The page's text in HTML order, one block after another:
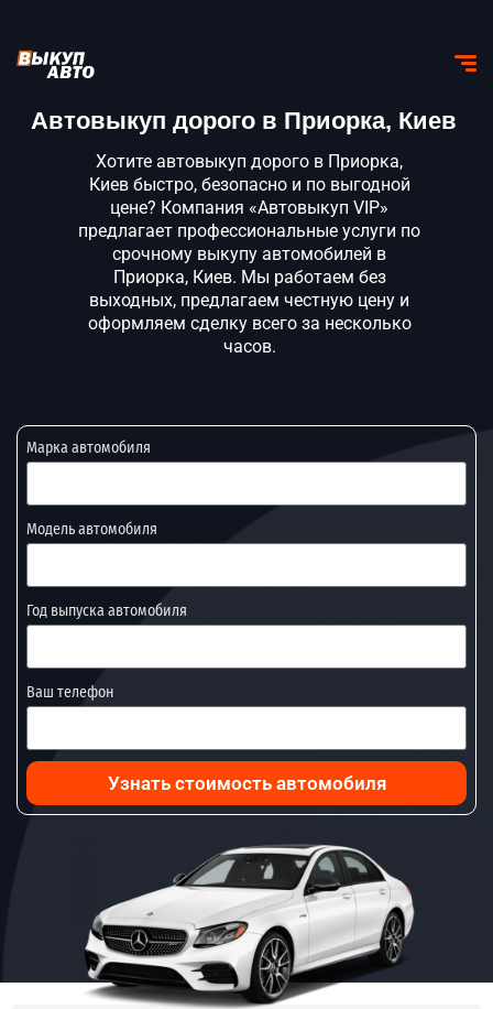
Автовыкуп дорого в Приорка, Киев
Хотите автовыкуп дорого в Приорка,
Киев быстро, безопасно и по выгодной
цене? Компания «Автовыкуп VIP»
предлагает профессиональные услуги по
срочному выкупу автомобилей в
Приорка, Киев. Мы работаем без
выходных, предлагаем честную цену и
оформляем сделку всего за несколько
часов.
Марка автомобиля
Модель автомобиля
Год выпуска автомобиля
Ваш телефон
Узнать стоимость автомобиля